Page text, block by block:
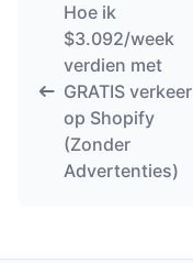
Hoe ik
$3.092/week
verdien met
GRATIS verkeer
op Shopify
(Zonder
Advertenties)